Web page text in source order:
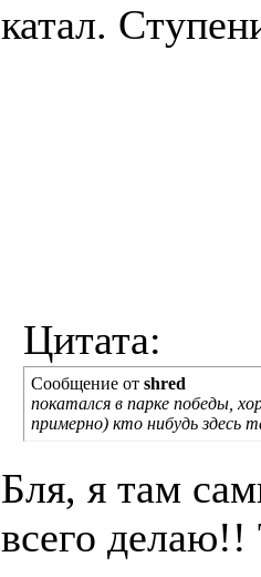
катал.
Цитата:
Сообщение от shred
покатался в парке победы,
примерно) кто нибудь здесь
Бля, я там
всего делаю!!